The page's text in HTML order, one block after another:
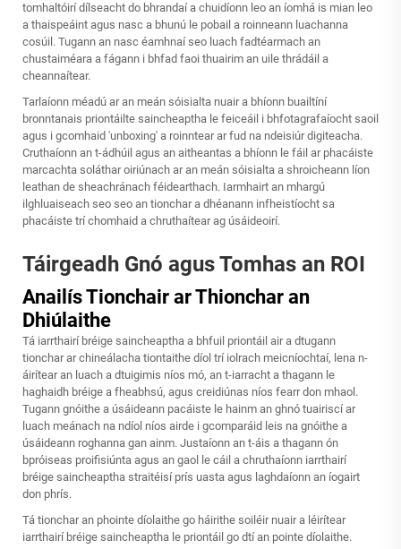
tomhaltóirí dílseacht do bhrandaí a chuidíonn leo an íomhá is mian leo
a thaispeáint agus nasc a bhunú le pobail a roinneann luachanna
cosúil. Tugann an nasc éamhnaí seo luach fadtéarmach an
chustaiméara a fágann i bhfad faoi thuairim an uile thrádáil a
cheannaítear.
Tarlaíonn méadú ar an meán sóisialta nuair a bhíonn buailtíní
bronntanais priontáilte saincheaptha le feiceáil i bhfotagrafaíocht saoil
agus i gcomhaid 'unboxing' a roinntear ar fud na ndeisiúr digiteacha.
Cruthaíonn an t-ádhúil agus an aitheantas a bhíonn le fáil ar phacáiste
marcachta soláthar oiriúnach ar an meán sóisialta a shroicheann líon
leathan de sheachránach féidearthach. Iarmhairt an mhargú
ilghluaiseach seo seo an tionchar a dhéanann infheistíocht sa
phacáiste trí chomhaid a chruthaítear ag úsáideoirí.
Táirgeadh Gnó agus Tomhas an ROI
Anailís Tionchair ar Thionchar an
Dhiúlaithe
Tá iarrthairí bréige saincheaptha a bhfuil priontáil air a dtugann
tionchar ar chineálacha tiontaithe díol trí iolrach meicníochtaí, lena n-
áirítear an luach a dtuigimis níos mó, an t-iarracht a thagann le
haghaidh bréige a fheabhsú, agus creidiúnas níos fearr don mhaol.
Tugann gnóithe a úsáideann pacáiste le hainm an ghnó tuairiscí ar
luach meánach na ndíol níos airde i gcomparáid leis na gnóithe a
úsáideann roghanna gan ainm. Justaíonn an t-áis a thagann ón
bpróiseas proifisiúnta agus an gaol le cáil a chruthaíonn iarrthairí
bréige saincheaptha straitéisí prís uasta agus laghdaíonn an íogairt
don phrís.
Tá tionchar an phointe díolaithe go háirithe soiléir nuair a léirítear
iarrthairí bréige saincheaptha le priontáil go dtí an pointe díolaithe.